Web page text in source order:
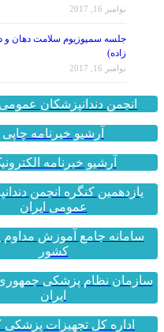
نوامبر 16, 2017
جلسه سمپوزیوم سلامت دهان و
زاده)
نوامبر 16, 2017
انجمن دندانپزشکان
آرشیو خبرنامه چاپی
آرشیو خبرنامه
یازدهمین کنگره انجمن
عمومی ایران
سامانه جامع آموزش
کشور
سازمان نظام پزشکی
ایران
اداره کل تجهیزات پزشکی